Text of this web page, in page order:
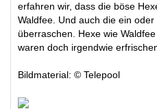
erfahren wir, dass die böse
Waldfee. Und auch die ein
überraschen. Hexe wie
waren doch irgendwie
Bildmaterial: © Telepool